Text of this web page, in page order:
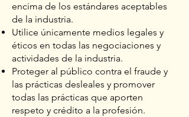
encima de los estándares aceptables
de la industria.
Utilice únicamente medios legales y
éticos en todas las negociaciones y
actividades de la industria.
Proteger al público contra el fraude y
las prácticas desleales y promover
todas las prácticas que aporten
respeto y crédito a la profesión.